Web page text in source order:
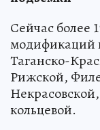
Сейчас более
модификаций
Таганско-
Рижской,
кольцевой.